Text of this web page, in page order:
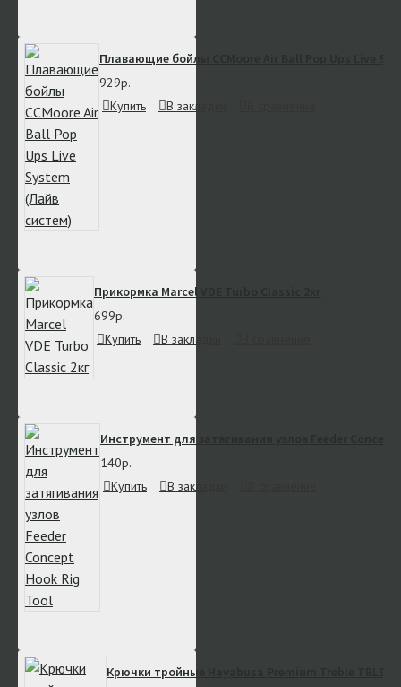
Плавающие бойлы CCMoore Air Ball Pop Ups Live
929р.
Купить
В закладки
Прикормка Marcel VDE Turbo Classic 2кг
699р.
Купить
В закладки
Инструмент для затягивания узлов Feeder Concept
140р.
Купить
В закладки
Крючки тройные Hayabusa Premium Treble